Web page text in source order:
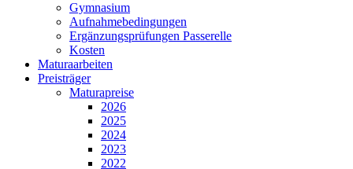
Gymnasium
Aufnahmebedingungen
Ergänzungsprüfungen Passerelle
Kosten
Maturaarbeiten
Preisträger
Maturapreise
2026
2025
2024
2023
2022